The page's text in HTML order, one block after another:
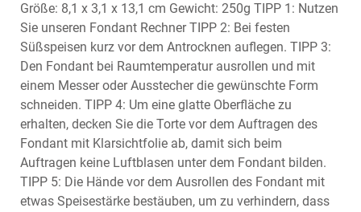
Größe: 8,1 x 3,1 x 13,1 cm Gewicht: 250g TIPP 1: Nutzen
Sie unseren Fondant Rechner TIPP 2: Bei festen
Süßspeisen kurz vor dem Antrocknen auflegen. TIPP 3:
Den Fondant bei Raumtemperatur ausrollen und mit
einem Messer oder Ausstecher die gewünschte Form
schneiden. TIPP 4: Um eine glatte Oberfläche zu
erhalten, decken Sie die Torte vor dem Auftragen des
Fondant mit Klarsichtfolie ab, damit sich beim
Auftragen keine Luftblasen unter dem Fondant bilden.
TIPP 5: Die Hände vor dem Ausrollen des Fondant mit
etwas Speisestärke bestäuben, um zu verhindern, dass